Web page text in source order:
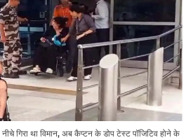
गिरा था विमान, अब कैप्टन के डोप टेस्ट पॉजिटिव होने के